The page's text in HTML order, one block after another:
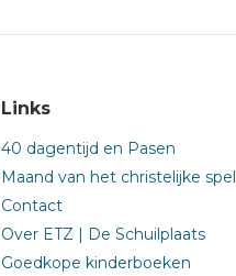
Links
40 dagentijd en Pasen
Maand van het christelijke spel
Contact
Over ETZ | De Schuilplaats
Goedkope kinderboeken